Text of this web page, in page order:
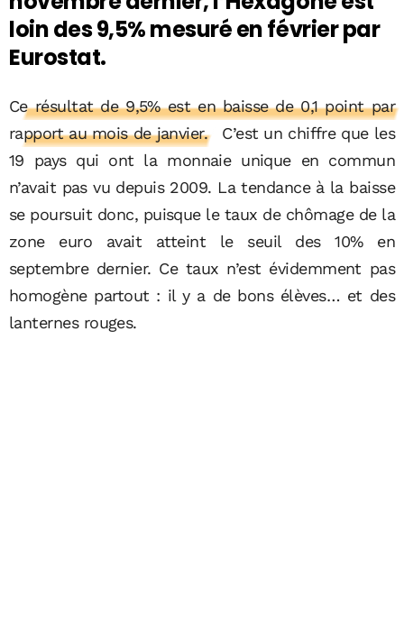
loin des 9,5% mesuré en février par
Eurostat.
Ce résultat de 9,5% est en baisse de 0,1 point par
rapport au mois de janvier.
C’est un chiffre que les
19 pays qui ont la monnaie unique en commun
n’avait pas vu depuis 2009. La tendance à la baisse
se poursuit donc, puisque le taux de chômage de la
zone euro avait atteint le seuil des 10% en
septembre dernier. Ce taux n’est évidemment pas
homogène partout : il y a de bons élèves… et des
lanternes rouges.